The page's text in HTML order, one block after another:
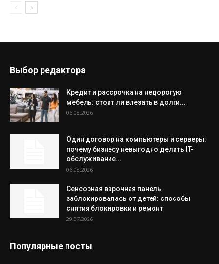
Выбор редактора
Кредит и рассрочка на недорогую
мебель: стоит ли влезать в долги...
06.08.2026
Один договор на компьютеры и серверы:
почему бизнесу невыгодно делить IT-
обслуживание...
06.08.2026
Сенсорная варочная панель
заблокировалась от детей: способы
снятия блокировки и ремонт
29.07.2026
Популярные посты